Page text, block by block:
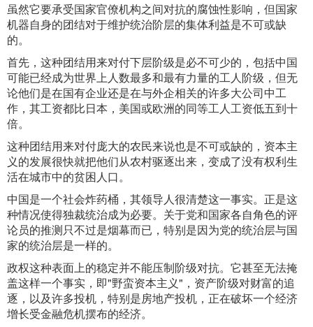
虽然它要承受国家官僚机构之间对抗的腐蚀性影响，但国家
机器自身的团结对于维护统治阶层的集体利益是不可或缺
的。
首先，这种团结用来对付下层阶级是必不可少的，包括中国
可能已经成为世界上人数最多和最有力量的工人阶级，但无
论他们是在国有企业还是在与外企相关的许多大公司中工
作，其工资都比日本，美国或欧洲的同等工人工资低五到十
倍。
这种团结用来对付庞大的农民来说也是不可或缺的，资本主
义的发展很快就把他们从农村驱逐出来，变成了没有权利生
活在城市中的贫困人口。
中国是一个社会炸药桶，其领导人很清楚这一事实。正是这
种情况使得独裁统治成为必要。关于党和国家各自角色的评
论员的推测只不过是烟幕而已，特别是因为党的统治层与国
家的统治层是一样的。
政权这种表面上的稳定并不能压制阶级对抗。它甚至无法掩
盖这样一个事实，即"野蛮资本主义"，资产阶级对财富的追
逐，以及许多投机，特别是房地产投机，正在破坏一个经济
增长受金融危机摆布的经济。